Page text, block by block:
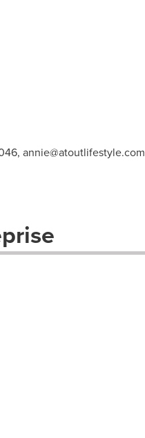
annie@atoutlifestyle.com